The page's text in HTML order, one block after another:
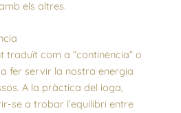
els altres.
traduït com a “continència” o
fer servir la nostra energia
A la pràctica del ioga,
se a trobar l’equilibri entre